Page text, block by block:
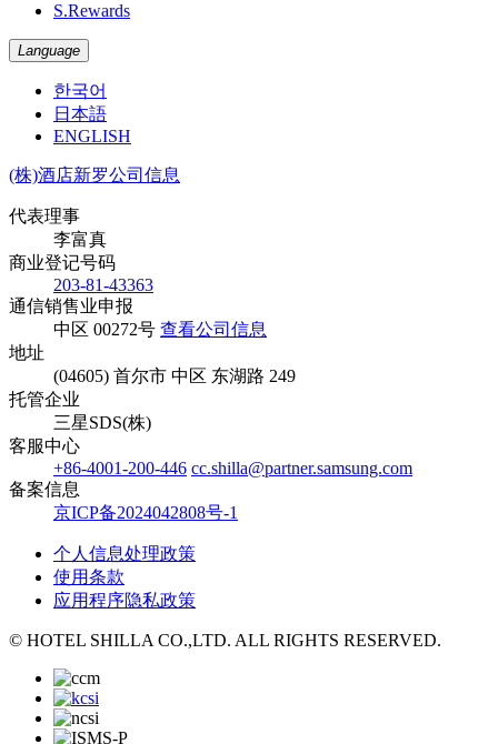
S.Rewards
Language
한국어
日本語
ENGLISH
(株)酒店新罗公司信息
代表理事
李富真
商业登记号码
203-81-43363
通信销售业申报
中区 00272号 查看公司信息
地址
(04605) 首尔市 中区 东湖路 249
托管企业
三星SDS(株)
客服中心
+86-4001-200-446 cc.shilla@partner.samsung.com
备案信息
京ICP备2024042808号-1
个人信息处理政策
使用条款
应用程序隐私政策
© HOTEL SHILLA CO.,LTD. ALL RIGHTS RESERVED.